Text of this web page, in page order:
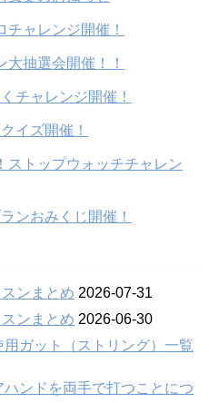
チャレンジ開催！
大抽選会開催！！
チャレンジ開催！
イズ開催！
ストップウォッチチャレン
ンおみくじ開催！
ンまとめ 2026-07-31
ンまとめ 2026-06-30
ガット（ストリング）一覧
ンドを両手で打つことにつ